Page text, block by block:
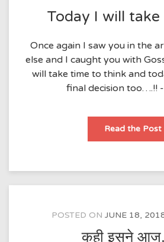
Today I will
Once again I saw you in the
else and I caught you with
will take time to think and
final decision too….!!
Read the Post
POSTED ON JUNE 18,
कही इसने